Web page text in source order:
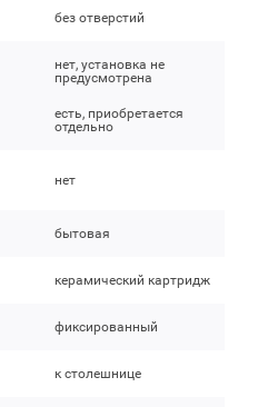
без отверстий
нет, установка не
предусмотрена
есть, приобретается
отдельно
нет
бытовая
керамический картридж
фиксированный
к столешнице